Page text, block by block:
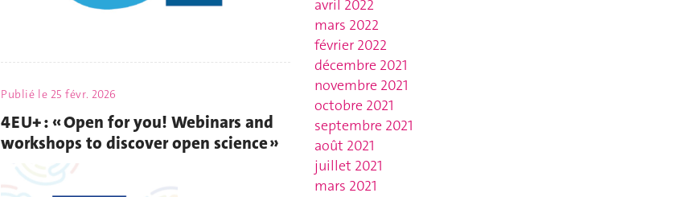
Publié le 25 févr. 2026
4EU+ : « Open for you! Webinars and
workshops to discover open science »
avril 2022
mars 2022
février 2022
décembre 2021
novembre 2021
octobre 2021
septembre 2021
août 2021
juillet 2021
mars 2021